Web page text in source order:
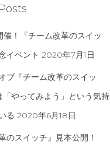
催！『チーム改革のスイッ
イベント 2020年7月1日
ブ『チーム改革のスイッ
「やってみよう」という気持
る 2020年6月18日
のスイッチ』見本公開！